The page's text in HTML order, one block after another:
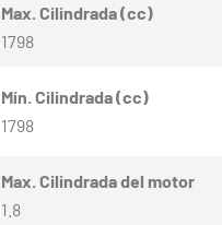
Max. Cilindrada (cc)
1798
Mín. Cilindrada (cc)
1798
Max. Cilindrada del motor
1.8